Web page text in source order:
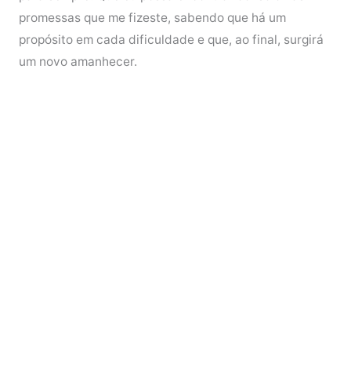
promessas que me fizeste, sabendo que há um
propósito em cada dificuldade e que, ao final, surgirá
um novo amanhecer.